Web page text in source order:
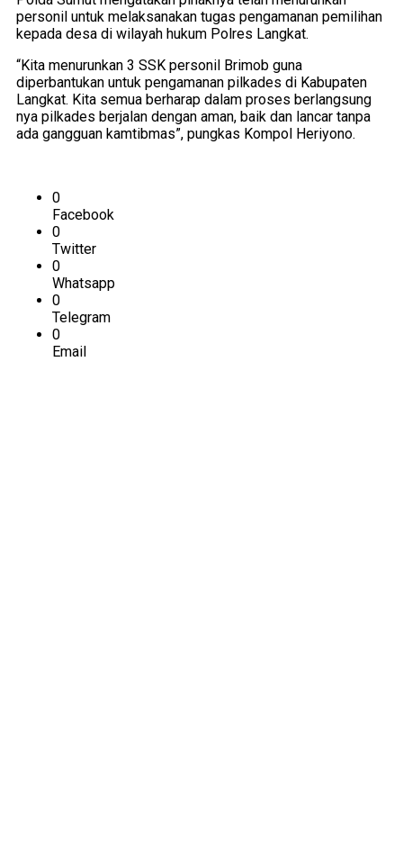
personil untuk melaksanakan tugas pengamanan pemilihan
kepada desa di wilayah hukum Polres Langkat.
“Kita menurunkan 3 SSK personil Brimob guna
diperbantukan untuk pengamanan pilkades di Kabupaten
Langkat. Kita semua berharap dalam proses berlangsung
nya pilkades berjalan dengan aman, baik dan lancar tanpa
ada gangguan kamtibmas”, pungkas Kompol Heriyono.
0
Facebook
0
Twitter
0
Whatsapp
0
Telegram
0
Email